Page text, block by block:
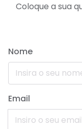
Coloque a sua
Nome
Email